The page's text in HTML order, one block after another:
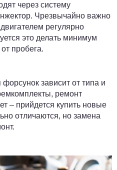
через систему
Чрезвычайно важно
регулярно
это делать минимум
пробега.
зависит от типа и
ремонт
– прийдется купить новые
отличаются, но замена